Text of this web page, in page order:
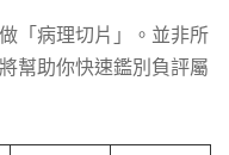
「病理切片」。並非所
幫助你快速鑑別負評屬